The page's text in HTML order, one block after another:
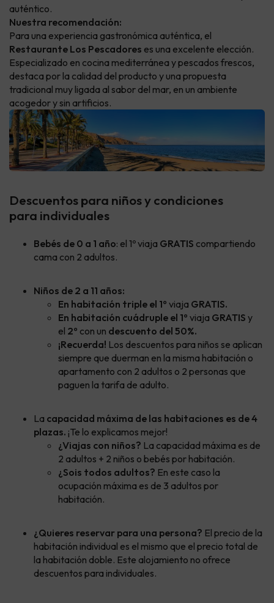
auténtico.
Nuestra recomendación:
Para una experiencia gastronómica auténtica, el
Restaurante Los Pescadores es una excelente elección.
Especializado en cocina mediterránea y pescados frescos,
destaca por la calidad del producto y una propuesta
tradicional muy ligada al sabor del mar, en un ambiente
acogedor y sin artificios.
Descuentos para niños y condiciones
para individuales
Bebés de 0 a 1 año: el 1º viaja GRATIS compartiendo
cama con 2 adultos.
Niños de 2 a 11 años:
En habitación triple el 1º viaja GRATIS.
En habitación cuádruple el 1º viaja GRATIS y
el 2º con un descuento del 50%.
¡Recuerda! Los descuentos para niños se aplican
siempre que duerman en la misma habitación o
apartamento con 2 adultos o 2 personas que
paguen la tarifa de adulto.
La capacidad máxima de las habitaciones es de 4
plazas. ¡Te lo explicamos mejor!
¿Viajas con niños? La capacidad máxima es de
2 adultos + 2 niños o bebés por habitación.
¿Sois todos adultos? En este caso la
ocupación máxima es de 3 adultos por
habitación.
¿Quieres reservar para una persona? El precio de la
habitación individual es el mismo que el precio total de
la habitación doble. Este alojamiento no ofrece
descuentos para individuales.